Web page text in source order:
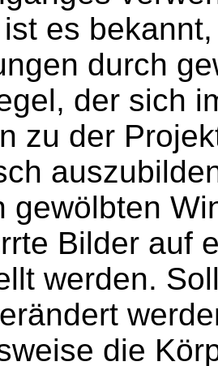
es
durch
der sich
zu der
gewölbten
Bilder auf
werden.
die